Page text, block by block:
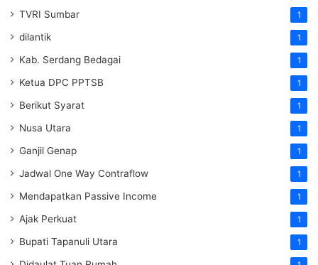
TVRI Sumbar 1
dilantik 1
Kab. Serdang Bedagai 1
Ketua DPC PPTSB 1
Berikut Syarat 1
Nusa Utara 1
Ganjil Genap 1
Jadwal One Way Contraflow 1
Mendapatkan Passive Income 1
Ajak Perkuat 1
Bupati Tapanuli Utara 1